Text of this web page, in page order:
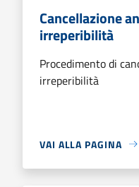
Cancellazione
irreperibilità
Procedimento di
irreperibilità
VAI ALLA PAGINA